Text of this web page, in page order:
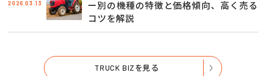
2026.03.13
ー別の機種の特徴と価格傾向、高く売る
コツを解説
TRUCK BIZを見る